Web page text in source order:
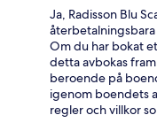
Ja, Radisson Blu
återbetalningsbara
Om du har bokat
detta avbokas
beroende på
igenom boendets
regler och villkor